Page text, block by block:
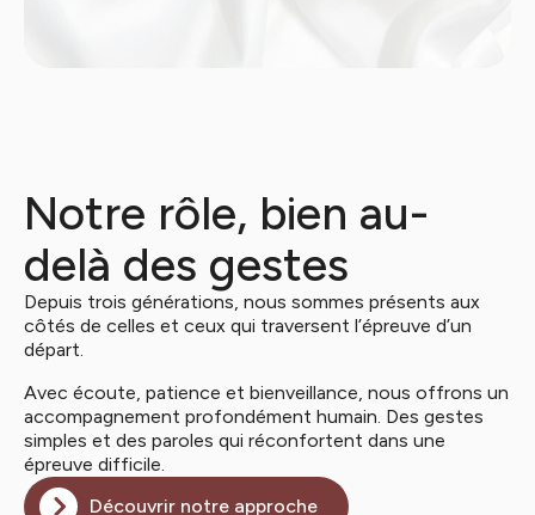
Notre rôle, bien au-
delà des gestes
Depuis trois générations, nous sommes présents aux
côtés de celles et ceux qui traversent l’épreuve d’un
départ.
Avec écoute, patience et bienveillance, nous offrons un
accompagnement profondément humain. Des gestes
simples et des paroles qui réconfortent dans une
épreuve difficile.
Découvrir notre approche